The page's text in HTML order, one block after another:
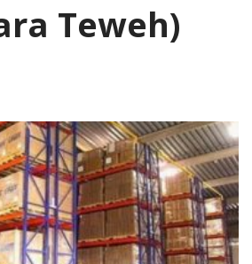
Teweh)